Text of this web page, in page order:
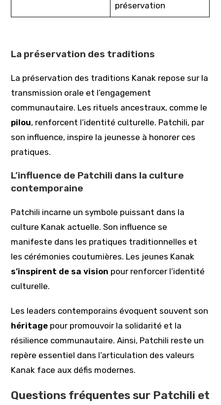
préservation
La préservation des traditions
La préservation des traditions Kanak repose sur la
transmission orale et l’engagement
communautaire. Les rituels ancestraux, comme le
pilou, renforcent l’identité culturelle. Patchili, par
son influence, inspire la jeunesse à honorer ces
pratiques.
L’influence de Patchili dans la culture
contemporaine
Patchili incarne un symbole puissant dans la
culture Kanak actuelle. Son influence se
manifeste dans les pratiques traditionnelles et
les cérémonies coutumières. Les jeunes Kanak
s’inspirent de sa vision pour renforcer l’identité
culturelle.
Les leaders contemporains évoquent souvent son
héritage pour promouvoir la solidarité et la
résilience communautaire. Ainsi, Patchili reste un
repère essentiel dans l’articulation des valeurs
Kanak face aux défis modernes.
Questions fréquentes sur Patchili et